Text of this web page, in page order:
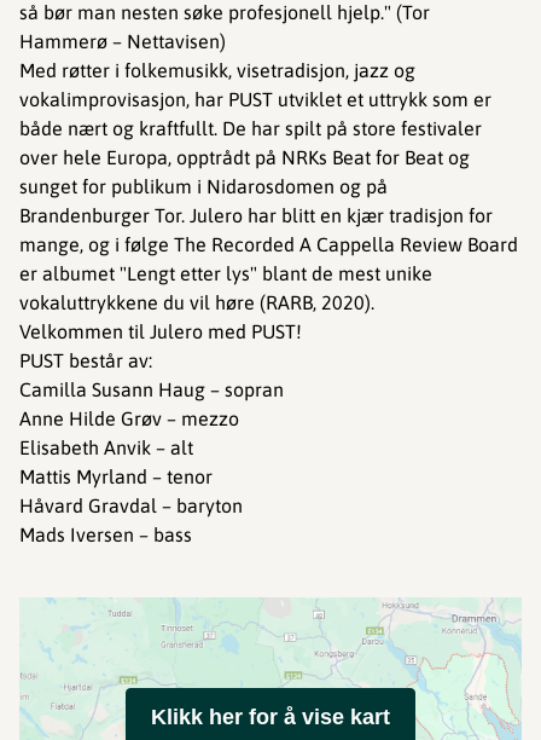
så bør man nesten søke profesjonell hjelp." (Tor
Hammerø – Nettavisen)
Med røtter i folkemusikk, visetradisjon, jazz og
vokalimprovisasjon, har PUST utviklet et uttrykk som er
både nært og kraftfullt. De har spilt på store festivaler
over hele Europa, opptrådt på NRKs Beat for Beat og
sunget for publikum i Nidarosdomen og på
Brandenburger Tor. Julero har blitt en kjær tradisjon for
mange, og i følge The Recorded A Cappella Review Board
er albumet "Lengt etter lys" blant de mest unike
vokaluttrykkene du vil høre (RARB, 2020).
Velkommen til Julero med PUST!
PUST består av:
Camilla Susann Haug – sopran
Anne Hilde Grøv – mezzo
Elisabeth Anvik – alt
Mattis Myrland – tenor
Håvard Gravdal – baryton
Mads Iversen – bass
Klikk her for å vise kart